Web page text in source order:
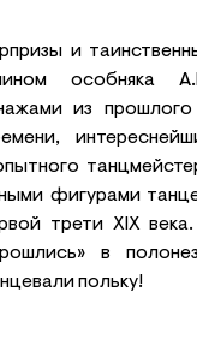
и
особняка
из
фигурами
трети XIX
в
польку!